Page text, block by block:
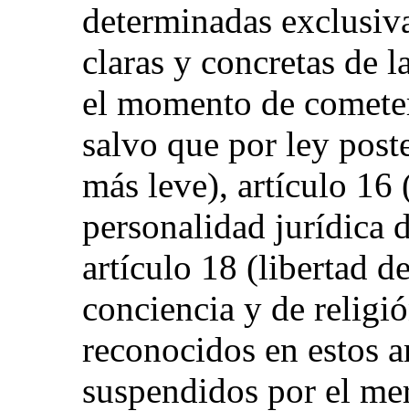
determinadas
claras y concretas de
el momento de
salvo que por ley
más leve), artículo 16
personalidad jurídica
artículo 18 (libertad
conciencia y de
reconocidos en estos
suspendidos por el